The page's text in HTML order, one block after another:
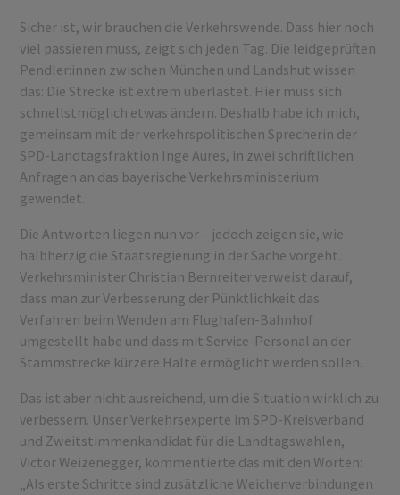
Sicher ist, wir brauchen die Verkehrswende. Dass hier noch
viel passieren muss, zeigt sich jeden Tag. Die leidgeprüften
Pendler:innen zwischen München und Landshut wissen
das: Die Strecke ist extrem überlastet. Hier muss sich
schnellstmöglich etwas ändern. Deshalb habe ich mich,
gemeinsam mit der verkehrspolitischen Sprecherin der
SPD-Landtagsfraktion Inge Aures, in zwei schriftlichen
Anfragen an das bayerische Verkehrsministerium
gewendet.
Die Antworten liegen nun vor – jedoch zeigen sie, wie
halbherzig die Staatsregierung in der Sache vorgeht.
Verkehrsminister Christian Bernreiter verweist darauf,
dass man zur Verbesserung der Pünktlichkeit das
Verfahren beim Wenden am Flughafen-Bahnhof
umgestellt habe und dass mit Service-Personal an der
Stammstrecke kürzere Halte ermöglicht werden sollen.
Das ist aber nicht ausreichend, um die Situation wirklich zu
verbessern. Unser Verkehrsexperte im SPD-Kreisverband
und Zweitstimmenkandidat für die Landtagswahlen,
Victor Weizenegger, kommentierte das mit den Worten:
„Als erste Schritte sind zusätzliche Weichenverbindungen